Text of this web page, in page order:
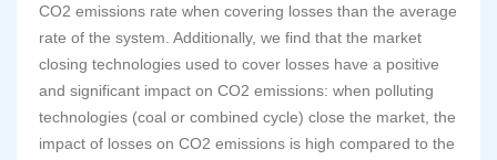
CO2 emissions rate when covering losses than the average
rate of the system. Additionally, we find that the market
closing technologies used to cover losses have a positive
and significant impact on CO2 emissions: when polluting
technologies (coal or combined cycle) close the market, the
impact of losses on CO2 emissions is high compared to the